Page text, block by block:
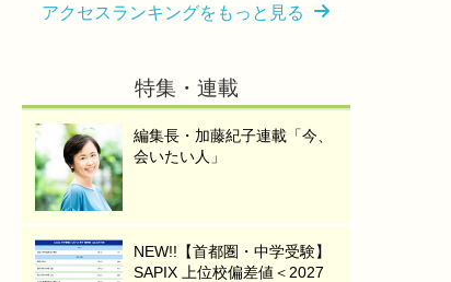
アクセスランキングをもっと見る
特集・連載
編集長・加藤紀子連載「今、
会いたい人」
NEW!!【首都圏・中学受験】
SAPIX 上位校偏差値＜2027